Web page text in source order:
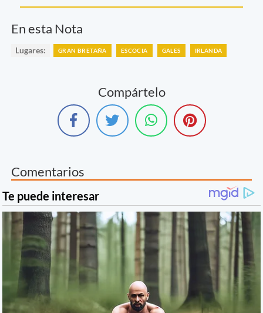
En esta Nota
Lugares: GRAN BRETAÑA ESCOCIA GALES IRLANDA
Compártelo
Comentarios